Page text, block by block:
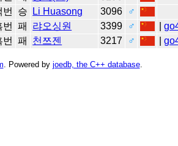
번 승 Li Huasong 3096
♂
번 패 랴오싱원 3399 ♂ |
번 패 천쯔젠 3217 ♂ |
. Powered by joedb, the C++ database.